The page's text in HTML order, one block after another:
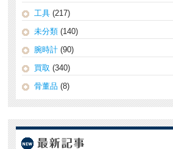
工具 (217)
未分類 (140)
腕時計 (90)
買取 (340)
骨董品 (8)